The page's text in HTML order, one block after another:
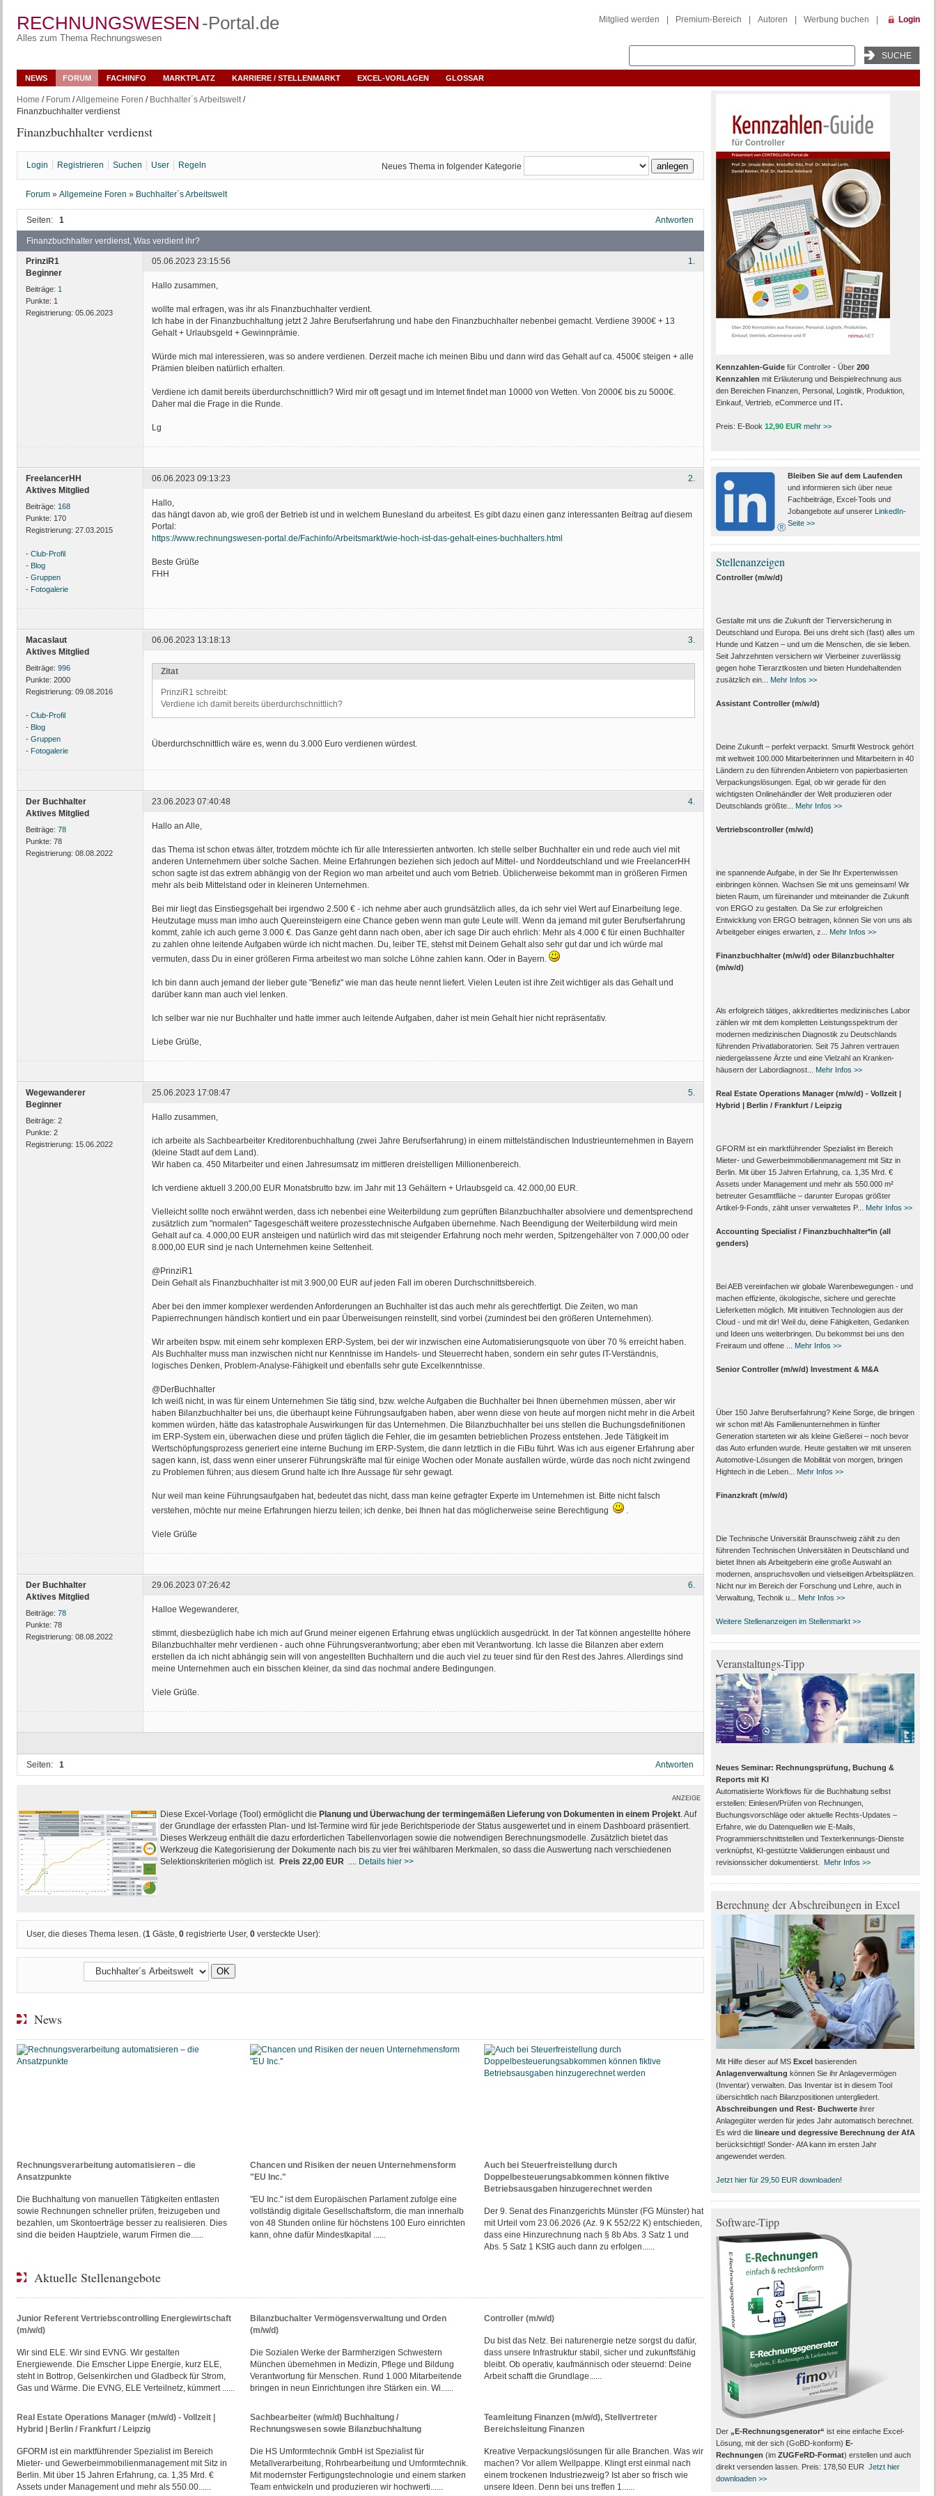
RECHNUNGSWESEN -Portal.de
Alles zum Thema Rechnungswesen
Mitglied werden Premium-Bereich Autoren Werbung buchen Login
NEWS FORUM FACHINFO MARKTPLATZ KARRIERE / STELLENMARKT EXCEL-VORLAGEN GLOSSAR
Home / Forum/Allgemeine Foren / Buchhalter´s Arbeitswelt/
Finanzbuchhalter verdienst
Finanzbuchhalter verdienst
Login Registrieren Suchen User Regeln Neues Thema in folgender Kategorie
Forum » Allgemeine Foren » Buchhalter´s Arbeitswelt
Seiten: 1 Antworten
Finanzbuchhalter verdienst, Was verdient ihr?
PrinziR1
Beginner
Beiträge: 1
Punkte: 1
Registrierung: 05.06.2023
1.
05.06.2023 23:15:56
Hallo zusammen,
wollte mal erfragen, was ihr als Finanzbuchhalter verdient.
Ich habe in der Finanzbuchhaltung jetzt 2 Jahre Berufserfahrung und habe den Finanzbuchhalter nebenbei gemacht. Verdiene 3900€ + 13
Gehalt + Urlaubsgeld + Gewinnprämie.
Würde mich mal interessieren, was so andere verdienen. Derzeit mache ich meinen Bibu und dann wird das Gehalt auf ca. 4500€ steigen + alle
Prämien bleiben natürlich erhalten.
Verdiene ich damit bereits überdurchschnittlich? Wird mir oft gesagt und im Internet findet man 10000 von Wetten. Von 2000€ bis zu 5000€.
Daher mal die Frage in die Runde.
Lg
FreelancerHH
Aktives Mitglied
Beiträge: 168
Punkte: 170
Registrierung: 27.03.2015
- Club-Profil
- Blog
- Gruppen
- Fotogalerie
2.
06.06.2023 09:13:23
Hallo,
das hängt davon ab, wie groß der Betrieb ist und in welchem Bunesland du arbeitest. Es gibt dazu einen ganz interessanten Beitrag auf diesem
Portal:
https://www.rechnungswesen-portal.de/Fachinfo/Arbeitsmarkt/wie-hoch-ist-das-gehalt-eines-buchhalters.html
Beste Grüße
FHH
Macaslaut
Aktives Mitglied
Beiträge: 996
Punkte: 2000
Registrierung: 09.08.2016
- Club-Profil
- Blog
- Gruppen
- Fotogalerie
3.
06.06.2023 13:18:13
Zitat
PrinziR1 schreibt:
Verdiene ich damit bereits überdurchschnittlich?
Überdurchschnittlich wäre es, wenn du 3.000 Euro verdienen würdest.
Der Buchhalter
Aktives Mitglied
Beiträge: 78
Punkte: 78
Registrierung: 08.08.2022
4.
23.06.2023 07:40:48
Hallo an Alle,
das Thema ist schon etwas älter, trotzdem möchte ich für alle Interessierten antworten. Ich stelle selber Buchhalter ein und rede auch viel mit
anderen Unternehmern über solche Sachen. Meine Erfahrungen beziehen sich jedoch auf Mittel- und Norddeutschland und wie FreelancerHH
schon sagte ist das extrem abhängig von der Region wo man arbeitet und auch vom Betrieb. Üblicherweise bekommt man in größeren Firmen
mehr als beib Mittelstand oder in kleineren Unternehmen.
Bei mir liegt das Einstiegsgehalt bei irgendwo 2.500 € - ich nehme aber auch grundsätzlich alles, da ich sehr viel Wert auf Einarbeitung lege.
Heutzutage muss man imho auch Quereinsteigern eine Chance geben wenn man gute Leute will. Wenn da jemand mit guter Berufserfahrung
kommt, zahle ich auch gerne 3.000 €. Das Ganze geht dann nach oben, aber ich sage Dir auch ehrlich: Mehr als 4.000 € für einen Buchhalter
zu zahlen ohne leitende Aufgaben würde ich nicht machen. Du, leiber TE, stehst mit Deinem Gehalt also sehr gut dar und ich würde mal
vermuten, dass Du in einer größeren Firma arbeitest wo man solche Löhne zahlen kann. Oder in Bayern.
Ich bin dann auch jemand der lieber gute "Benefiz" wie man das heute nennt liefert. Vielen Leuten ist ihre Zeit wichtiger als das Gehalt und
darüber kann man auch viel lenken.
Ich selber war nie nur Buchhalter und hatte immer auch leitende Aufgaben, daher ist mein Gehalt hier nicht repräsentativ.
Liebe Grüße,
Wegewanderer
Beginner
Beiträge: 2
Punkte: 2
Registrierung: 15.06.2022
5.
25.06.2023 17:08:47
Hallo zusammen,
ich arbeite als Sachbearbeiter Kreditorenbuchhaltung (zwei Jahre Berufserfahrung) in einem mittelständischen Industrieunternehmen in Bayern
(kleine Stadt auf dem Land).
Wir haben ca. 450 Mitarbeiter und einen Jahresumsatz im mittleren dreistelligen Millionenbereich.
Ich verdiene aktuell 3.200,00 EUR Monatsbrutto bzw. im Jahr mit 13 Gehältern + Urlaubsgeld ca. 42.000,00 EUR.
Vielleicht sollte noch erwähnt werden, dass ich nebenbei eine Weiterbildung zum geprüften Bilanzbuchhalter absolviere und dementsprechend
zusätzlich zum "normalen" Tagesgeschäft weitere prozesstechnische Aufgaben übernehme. Nach Beendigung der Weiterbildung wird mein
Gehalt auf ca. 4.000,00 EUR ansteigen und natürlich wird das mit steigender Erfahrung noch mehr werden, Spitzengehälter von 7.000,00 oder
8.000,00 EUR sind je nach Unternehmen keine Seltenheit.
@PrinziR1
Dein Gehalt als Finanzbuchhalter ist mit 3.900,00 EUR auf jeden Fall im oberen Durchschnittsbereich.
Aber bei den immer komplexer werdenden Anforderungen an Buchhalter ist das auch mehr als gerechtfertigt. Die Zeiten, wo man
Papierrechnungen händisch kontiert und ein paar Überweisungen reinstellt, sind vorbei (zumindest bei den größeren Unternehmen).
Wir arbeiten bspw. mit einem sehr komplexen ERP-System, bei der wir inzwischen eine Automatisierungsquote von über 70 % erreicht haben.
Als Buchhalter muss man inzwischen nicht nur Kenntnisse im Handels- und Steuerrecht haben, sondern ein sehr gutes IT-Verständnis,
logisches Denken, Problem-Analyse-Fähigkeit und ebenfalls sehr gute Excelkenntnisse.
@DerBuchhalter
Ich weiß nicht, in was für einem Unternehmen Sie tätig sind, bzw. welche Aufgaben die Buchhalter bei Ihnen übernehmen müssen, aber wir
haben Bilanzbuchhalter bei uns, die überhaupt keine Führungsaufgaben haben, aber wenn diese von heute auf morgen nicht mehr in die Arbeit
kommen würden, hätte das katastrophale Auswirkungen für das Unternehmen. Die Bilanzbuchhalter bei uns stellen die Buchungsdefinitionen
im ERP-System ein, überwachen diese und prüfen täglich die Fehler, die im gesamten betrieblichen Prozess entstehen. Jede Tätigkeit im
Wertschöpfungsprozess generiert eine interne Buchung im ERP-System, die dann letztlich in die FiBu führt. Was ich aus eigener Erfahrung aber
sagen kann, ist, dass wenn einer unserer Führungskräfte mal für einige Wochen oder Monate ausfallen würde, würde das noch nicht zwingend
zu Problemen führen; aus diesem Grund halte ich Ihre Aussage für sehr gewagt.
Nur weil man keine Führungsaufgaben hat, bedeutet das nicht, dass man keine gefragter Experte im Unternehmen ist. Bitte nicht falsch
verstehen, möchte nur meine Erfahrungen hierzu teilen; ich denke, bei Ihnen hat das möglicherweise seine Berechtigung
.
Viele Grüße
Der Buchhalter
Aktives Mitglied
Beiträge: 78
Punkte: 78
Registrierung: 08.08.2022
6.
29.06.2023 07:26:42
Halloe Wegewanderer,
stimmt, diesbezüglich habe ich mich auf Grund meiner eigenen Erfahrung etwas unglücklich ausgedrückt. In der Tat können angestellte höhere
Bilanzbuchhalter mehr verdienen - auch ohne Führungsverantwortung; aber eben mit Verantwortung. Ich lasse die Bilanzen aber extern
erstellen da ich nicht abhängig sein will von angestellten Buchhaltern und die auch viel zu teuer sind für den Rest des Jahres. Allerdings sind
meine Unternehmen auch ein bisschen kleiner, da sind das nochmal andere Bedingungen.
Viele Grüße.
Seiten: 1 Antworten
ANZEIGE
Diese Excel-Vorlage (Tool) ermöglicht die Planung und Überwachung der termingemäßen Lieferung von Dokumenten in einem Projekt. Auf
der Grundlage der erfassten Plan- und Ist-Termine wird für jede Berichtsperiode der Status ausgewertet und in einem Dashboard präsentiert.
Dieses Werkzeug enthält die dazu erforderlichen Tabellenvorlagen sowie die notwendigen Berechnungsmodelle. Zusätzlich bietet das
Werkzeug die Kategorisierung der Dokumente nach bis zu vier frei wählbaren Merkmalen, so dass die Auswertung nach verschiedenen
Selektionskriterien möglich ist. Preis 22,00 EUR Details hier >>
User, die dieses Thema lesen. (1 Gäste, 0registrierte User, 0versteckte User):
News
Rechnungsverarbeitung automatisieren – die
Ansatzpunkte
Die Buchhaltung von manuellen Tätigkeiten entlasten
sowie Rechnungen schneller prüfen, freizugeben und
bezahlen, um Skontoerträge besser zu realisieren. Dies
sind die beiden Hauptziele, warum Firmen die......
Chancen und Risiken der neuen Unternehmensform
"EU Inc."
"EU Inc." ist dem Europäischen Parlament zufolge eine
vollständig digitale Gesellschaftsform, die man innerhalb
von 48 Stunden online für höchstens 100 Euro einrichten
kann, ohne dafür Mindestkapital ......
Auch bei Steuerfreistellung durch
Doppelbesteuerungsabkommen können fiktive
Betriebsausgaben hinzugerechnet werden
Der 9. Senat des Finanzgerichts Münster (FG Münster) hat
mit Urteil vom 23.06.2026 (Az. 9 K 552/22 K) entschieden,
dass eine Hinzurechnung nach § 8b Abs. 3 Satz 1 und
Abs. 5 Satz 1 KStG auch dann zu erfolgen......
Aktuelle Stellenangebote
Junior Referent Vertriebscontrolling Energiewirtschaft
(m/w/d)
Wir sind ELE. Wir sind EVNG. Wir gestalten
Energiewende. Die Emscher Lippe Energie, kurz ELE,
steht in Bottrop, Gelsenkirchen und Gladbeck für Strom,
Gas und Wärme. Die EVNG, ELE Verteilnetz, kümmert ......
Bilanzbuchalter Vermögensverwaltung und Orden
(m/w/d)
Die Sozialen Werke der Barmherzigen Schwestern
München übernehmen in Medizin, Pflege und Bildung
Verantwortung für Menschen. Rund 1.000 Mitarbeitende
bringen in neun Einrichtungen ihre Stärken ein. Wi......
Controller (m/w/d)
Du bist das Netz. Bei naturenergie netze sorgst du dafür,
dass unsere Infrastruktur stabil, sicher und zukunftsfähig
bleibt. Ob operativ, kaufmännisch oder steuernd: Deine
Arbeit schafft die Grundlage......
Real Estate Operations Manager (m/w/d) - Vollzeit |
Hybrid | Berlin / Frankfurt / Leipzig
GFORM ist ein marktführender Spezialist im Bereich
Mieter- und Gewerbeimmobilienmanagement mit Sitz in
Berlin. Mit über 15 Jahren Erfahrung, ca. 1,35 Mrd. €
Assets under Management und mehr als 550.00......
Sachbearbeiter (w/m/d) Buchhaltung /
Rechnungswesen sowie Bilanzbuchhaltung
Die HS Umformtechnik GmbH ist Spezialist für
Metallverarbeitung, Rohrbearbeitung und Umformtechnik.
Mit modernster Fertigungstechnologie und einem starken
Team entwickeln und produzieren wir hochwerti......
Teamleitung Finanzen (m/w/d), Stellvertreter
Bereichsleitung Finanzen
Kreative Verpackungslösungen für alle Branchen. Was wir
machen? Vor allem Wellpappe. Klingt erst einmal nach
einem trockenen Industriezweig? Ist aber so frisch wie
unsere Ideen. Denn bei uns treffen 1......
Kennzahlen-Guidefür Controller - Über 200
Kennzahlen mit Erläuterung und Beispielrechnung aus
den Bereichen Finanzen, Personal, Logistik, Produktion,
Einkauf, Vertrieb, eCommerce und IT.
Preis: E-Book 12,90 EUR mehr >>
Bleiben Sie auf dem Laufenden
und informieren sich über neue
Fachbeiträge, Excel-Tools und
Jobangebote auf unserer LinkedIn-
Seite >>
Stellenanzeigen
Controller (m/w/d)
Gestalte mit uns die Zukunft der Tierversicherung in
Deutschland und Europa. Bei uns dreht sich (fast) alles um
Hunde und Katzen – und um die Menschen, die sie lieben.
Seit Jahrzehnten versichern wir Vierbeiner zuverlässig
gegen hohe Tierarztkosten und bieten Hundehaltenden
zusätzlich ein...
Mehr Infos >>
Assistant Controller (m/w/d)
Deine Zukunft – perfekt verpackt. Smurfit Westrock gehört
mit weltweit 100.000 Mitarbeiter­innen und Mitarbeitern in 40
Ländern zu den führenden Anbietern von papier­basierten
Verpackungs­lösungen. Egal, ob wir gerade für den
wichtigsten Onlinehändler der Welt produzieren oder
Deutschlands größte...
Mehr Infos >>
Vertriebscontroller (m/w/d)
ine spannende Aufgabe, in der Sie Ihr Expertenwissen
einbringen können. Wachsen Sie mit uns gemeinsam! Wir
bieten Raum, um füreinander und miteinander die Zukunft
von ERGO zu gestalten. Da Sie zur erfolgreichen
Entwicklung von ERGO beitragen, können Sie von uns als
Arbeitgeber einiges erwarten, z...
Mehr Infos >>
Finanzbuchhalter (m/w/d) oder Bilanzbuchhalter
(m/w/d)
Als erfolgreich tätiges, akkreditiertes medizinisches Labor
zählen wir mit dem kompletten Leistungs­spektrum der
modernen medizinischen Diagnostik zu Deutschlands
führenden Privat­laboratorien. Seit 75 Jahren vertrauen
nieder­gelassene Ärzte und eine Vielzahl an Kranken­
häusern der Labor­diagnost...
Mehr Infos >>
Real Estate Operations Manager (m/w/d) - Vollzeit |
Hybrid | Berlin / Frankfurt / Leipzig
GFORM ist ein marktführender Spezialist im Bereich
Mieter- und Gewerbeimmobilienmanagement mit Sitz in
Berlin. Mit über 15 Jahren Erfahrung, ca. 1,35 Mrd. €
Assets under Management und mehr als 550.000 m²
betreuter Gesamtfläche – darunter Europas größter
Artikel-9-Fonds, zählt unser verwaltetes P...
Mehr Infos >>
Accounting Specialist / Finanzbuchhalter*in (all
genders)
Bei AEB vereinfachen wir globale Warenbewegungen - und
machen effiziente, ökologische, sichere und gerechte
Lieferketten möglich. Mit intuitiven Technologien aus der
Cloud - und mit dir! Weil du, deine Fähigkeiten, Gedanken
und Ideen uns weiterbringen. Du bekommst bei uns den
Freiraum und offene ...
Mehr Infos >>
Senior Controller (m/w/d) Investment & M&A
Über 150 Jahre Berufserfahrung? Keine Sorge, die bringen
wir schon mit! Als Familienunternehmen in fünfter
Generation starteten wir als kleine Gießerei – noch bevor
das Auto erfunden wurde. Heute gestalten wir mit unseren
Automotive-Lösungen die Mobilität von morgen, bringen
Hightech in die Leben...
Mehr Infos >>
Finanzkraft (m/w/d)
Die Technische Universität Braunschweig zählt zu den
führenden Technischen Universitäten in Deutschland und
bietet Ihnen als Arbeit­geberin eine große Auswahl an
modernen, anspruchsvollen und vielseitigen Arbeits­plätzen.
Nicht nur im Bereich der Forschung und Lehre, auch in
Verwaltung, Technik u...
Mehr Infos >>
Weitere Stellenanzeigen im Stellenmarkt >>
Veranstaltungs-Tipp
Neues Seminar: Rechnungsprüfung, Buchung &
Reports mit KI
Automatisierte Workflows für die Buchhaltung selbst
erstellen: Einlesen/Prüfen von Rechnungen,
Buchungsvorschläge oder aktuelle Rechts-Updates –
Erfahre, wie du Datenquellen wie E-Mails,
Programmierschnittstellen und Texterkennungs-Dienste
verknüpfst, KI-gestützte Validierungen einbaust und
revisionssicher dokumentierst.
Mehr Infos >>
Berechnung der Abschreibungen in Excel
Mit Hilfe dieser auf MS Excelbasierenden
Anlagenverwaltung können Sie ihr Anlagevermögen
(Inventar) verwalten. Das Inventar ist in diesem Tool
übersichtlich nach Bilanzpositionen untergliedert.
Abschreibungen und Rest- Buchwerteihrer
Anlagegüter werden für jedes Jahr automatisch berechnet.
Es wird die lineare und degressive Berechnung der AfA
berücksichtigt! Sonder- AfA kann im ersten Jahr
angewendet werden.
Jetzt hier für 29,50 EUR downloaden!
Software-Tipp
Der „E-Rechnungsgenerator“ ist eine einfache Excel-
Lösung, mit der sich (GoBD-konform) E-
Rechnungen (im ZUGFeRD-Format) erstellen und auch
direkt versenden lassen. Preis: 178,50 EUR Jetzt hier
downloaden >>